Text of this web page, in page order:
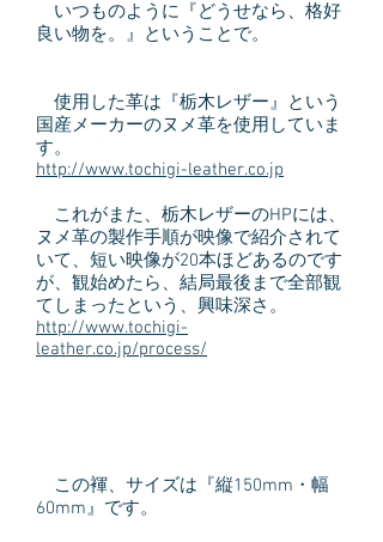
いつものように『どうせなら、格好
良い物を。』ということで。
使用した革は『栃木レザー』という
国産メーカーのヌメ革を使用していま
す。
http://www.tochigi-leather.co.jp
これがまた、栃木レザーのHPには、
ヌメ革の製作手順が映像で紹介されて
いて、短い映像が20本ほどあるのです
が、観始めたら、結局最後まで全部観
てしまったという、興味深さ。
http://www.tochigi-
leather.co.jp/process/
この褌、サイズは『縦150mm・幅
60mm』です。